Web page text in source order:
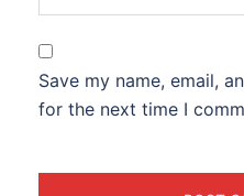
Save my name, email,
for the next time I